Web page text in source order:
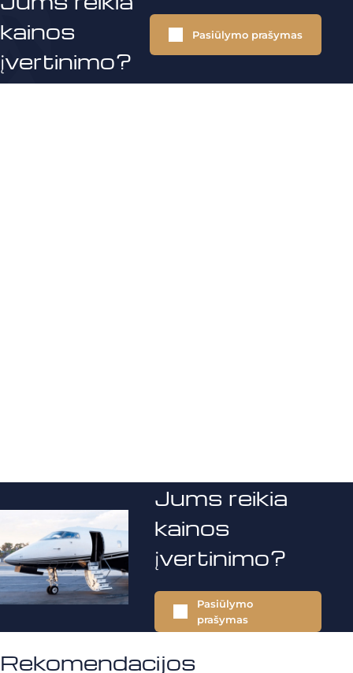
kainos
įvertinimo?
Pasiūlymo prašymas
Jums reikia
kainos
įvertinimo?
Pasiūlymo
prašymas
Rekomendacijos